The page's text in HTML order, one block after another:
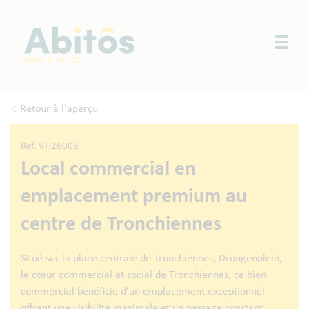
Retour à l'aperçu
Ref. VH26006
Local commercial en
emplacement premium au
centre de Tronchiennes
Situé sur la place centrale de Tronchiennes, Drongenplein,
le cœur commercial et social de Tronchiennes, ce bien
commercial bénéficie d’un emplacement exceptionnel